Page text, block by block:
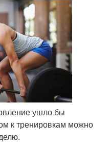
ушло бы
к тренировкам можно